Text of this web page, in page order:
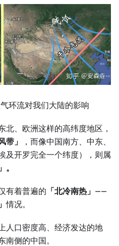
环流对我们大陆的影响
北、欧洲这样的高纬度地区，
带」
，而像中国南方、中东、
及开罗完全一个纬度），则属
」。
有着普遍的 「北冷南热」 ——
情况。
人口密度高、经济发达的地
南侧的中国。